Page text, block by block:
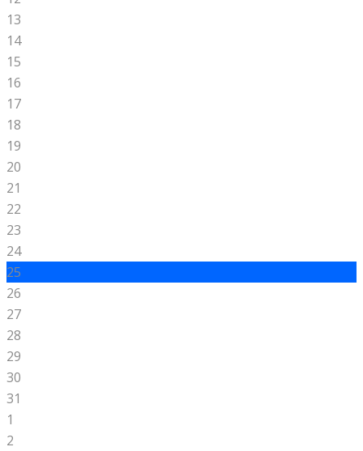
13
14
15
16
17
18
19
20
21
22
23
24
25
26
27
28
29
30
31
1
2